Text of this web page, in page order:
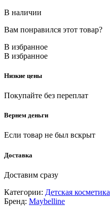
В наличии
Вам понравился этот товар?
В избранное
В избранное
Низкие цены
Покупайте без переплат
Вернем деньги
Если товар не был вскрыт
Доставка
Доставим сразу
Категории: Детская косметика
Бренд: Maybelline